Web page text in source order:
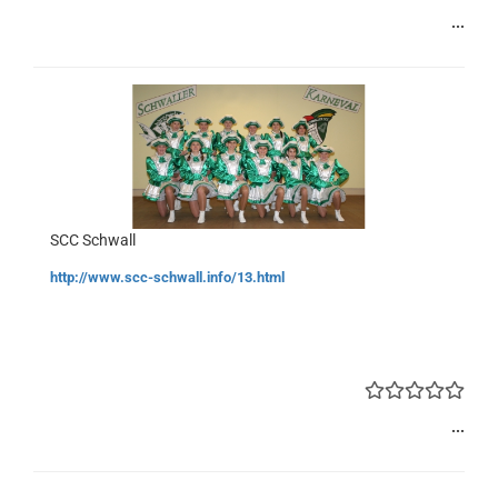
...
SCC Schwall
http://www.scc-schwall.info/13.html
...